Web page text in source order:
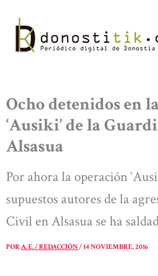
contenido
Ocho detenidos en
‘Ausiki’ de la
Alsasua
Por ahora la operación
supuestos autores de la
Civil en Alsasua se ha
PORA. E. / REDACCIÓN/14 NOVIEMBRE, 2016